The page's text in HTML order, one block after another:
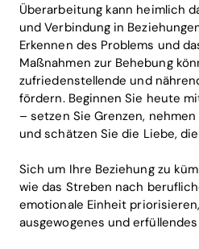
Überarbeitung kann heimlich
und Verbindung in
Erkennen des Problems und
Maßnahmen zur Behebung
zufriedenstellende und
fördern. Beginnen Sie heute
– setzen Sie Grenzen,
und schätzen Sie die Liebe,
Sich um Ihre Beziehung zu
wie das Streben nach
emotionale Einheit
ausgewogenes und